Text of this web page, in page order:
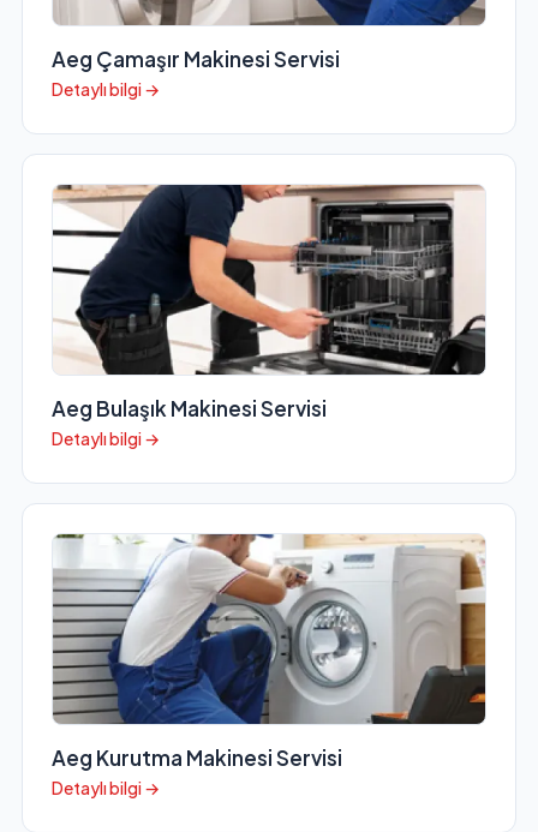
Aeg Çamaşır Makinesi Servisi
Detaylı bilgi →
Aeg Bulaşık Makinesi Servisi
Detaylı bilgi →
Aeg Kurutma Makinesi Servisi
Detaylı bilgi →